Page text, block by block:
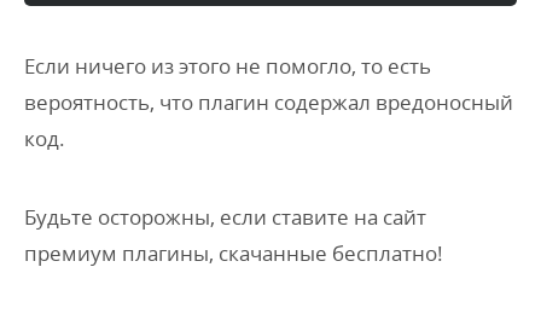
Если ничего из этого не помогло, то есть
вероятность, что плагин содержал вредоносный
код.
Будьте осторожны, если ставите на сайт
премиум плагины, скачанные бесплатно!